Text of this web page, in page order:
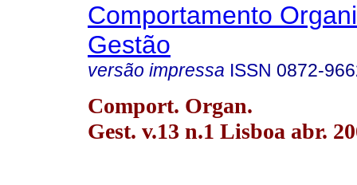
Comportamento
Gestão
versão impressa ISSN 0872-
Comport. Organ.
Gest. v.13 n.1 Lisboa abr.